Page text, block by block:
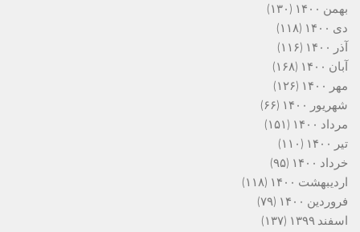
بهمن ۱۴۰۰
(۱۳۰)
دی ۱۴۰۰
(۱۱۸)
آذر ۱۴۰۰
(۱۱۶)
آبان ۱۴۰۰
(۱۶۸)
مهر ۱۴۰۰
(۱۲۶)
شهریور ۱۴۰۰
(۶۶)
مرداد ۱۴۰۰
(۱۵۱)
تیر ۱۴۰۰
(۱۱۰)
خرداد ۱۴۰۰
(۹۵)
اردیبهشت ۱۴۰۰
(۱۱۸)
فروردین ۱۴۰۰
(۷۹)
اسفند ۱۳۹۹
(۱۳۷)